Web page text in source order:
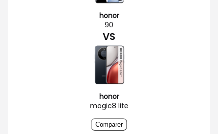
honor
90
VS
honor
magic8 lite
Comparer